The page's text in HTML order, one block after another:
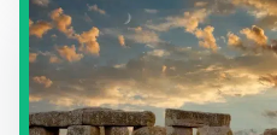
JESTE LI ZNALI?